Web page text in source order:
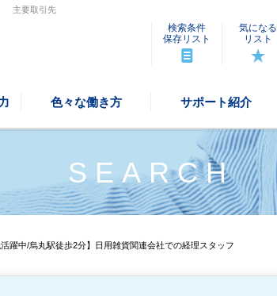
主要取引先
検索条件
保存リスト
気になる
リスト
色々な働き方 サポート紹介
SEARCH
躍中/烏丸駅徒歩2分】日用雑貨関連会社での経理スタッフ